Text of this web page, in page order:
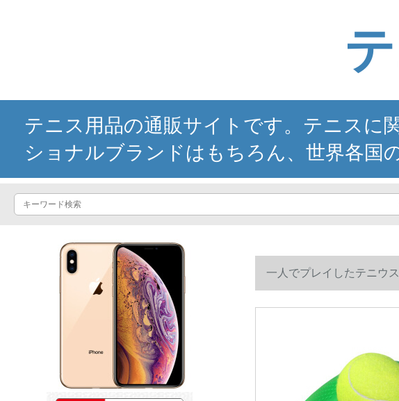
テニス用品の通販サイトです。テニスに
ショナルブランドはもちろん、世界各国
一人でプレイしたテニウ